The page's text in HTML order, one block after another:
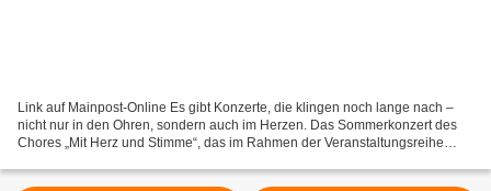
Link auf Mainpost-Online Es gibt Konzerte, die klingen noch lange nach –
nicht nur in den Ohren, sondern auch im Herzen. Das Sommerkonzert des
Chores „Mit Herz und Stimme“, das im Rahmen der Veranstaltungsreihe